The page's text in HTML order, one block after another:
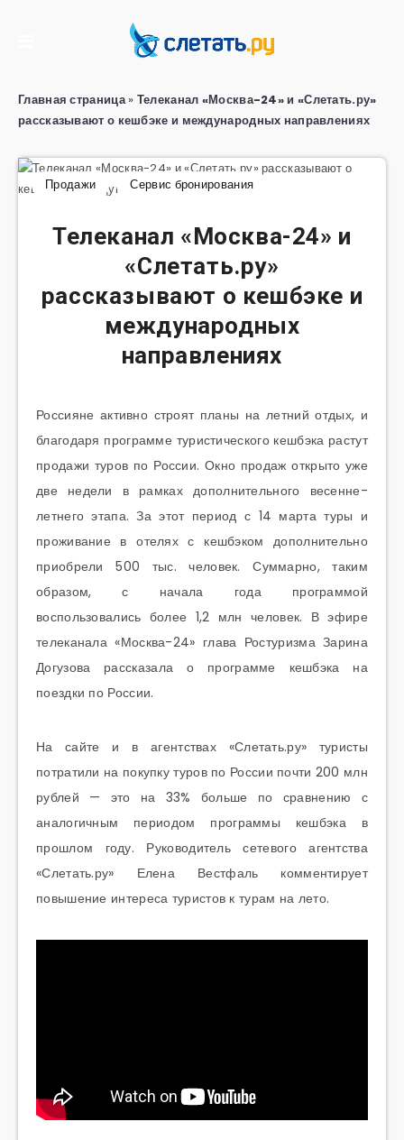
Главная страница» Телеканал «Москва-24» и «Слетать.ру»
рассказывают о кешбэке и международных направлениях
Продажи Сервис бронирования
Телеканал «Москва-24» и
«Слетать.ру»
рассказывают о кешбэке и
международных
направлениях
Россияне активно строят планы на летний отдых, и
благодаря программе туристического кешбэка растут
продажи туров по России. Окно продаж открыто уже
две недели в рамках дополнительного весенне-
летнего этапа. За этот период с 14 марта туры и
проживание в отелях с кешбэком дополнительно
приобрели 500 тыс. человек. Суммарно, таким
образом, с начала года программой
воспользовались более 1,2 млн человек. В эфире
телеканала «Москва-24» глава Ростуризма Зарина
Догузова рассказала о программе кешбэка на
поездки по России.
На сайте и в агентствах «Слетать.ру» туристы
потратили на покупку туров по России почти 200 млн
рублей — это на 33% больше по сравнению с
аналогичным периодом программы кешбэка в
прошлом году. Руководитель сетевого агентства
«Слетать.ру» Елена Вестфаль комментирует
повышение интереса туристов к турам на лето.